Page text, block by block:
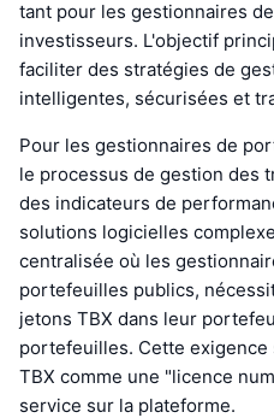
tant pour les gestionnaires
investisseurs. L'objectif
faciliter des stratégies de
intelligentes, sécurisées et
Pour les gestionnaires de
le processus de gestion des
des indicateurs de
solutions logicielles
centralisée où les
portefeuilles publics,
jetons TBX dans leur
portefeuilles. Cette
TBX comme une "licence
service sur la plateforme.